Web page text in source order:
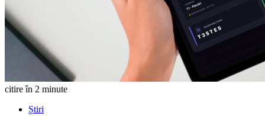
citire în 2 minute
Știri